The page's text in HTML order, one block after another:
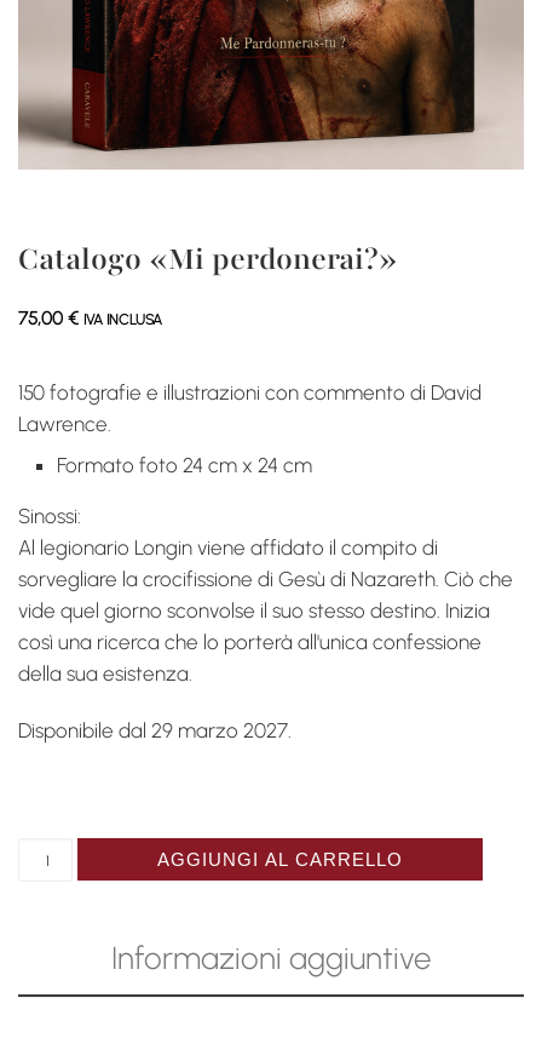
Catalogo «Mi perdonerai?»
75,00 € IVA INCLUSA
150 fotografie e illustrazioni con commento di David
Lawrence.
Formato foto 24 cm x 24 cm
Sinossi:
Al legionario Longin viene affidato il compito di
sorvegliare la crocifissione di Gesù di Nazareth. Ciò che
vide quel giorno sconvolse il suo stesso destino. Inizia
così una ricerca che lo porterà all'unica confessione
della sua esistenza.
Disponibile dal 29 marzo 2027.
AGGIUNGI AL CARRELLO
Informazioni aggiuntive